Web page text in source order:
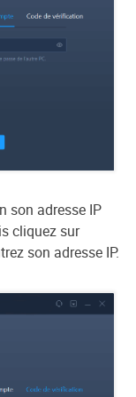
son adresse IP
cliquez sur
son adresse IP.